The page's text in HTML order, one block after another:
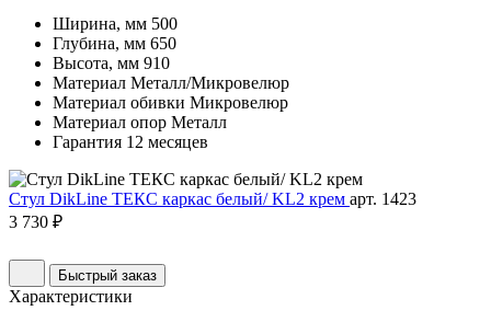
Ширина, мм 500
Глубина, мм 650
Высота, мм 910
Материал Металл/Микровелюр
Материал обивки Микровелюр
Материал опор Металл
Гарантия 12 месяцев
Стул DikLine ТЕКС каркас белый/ KL2 крем арт. 1423
3 730 ₽
Быстрый заказ
Характеристики